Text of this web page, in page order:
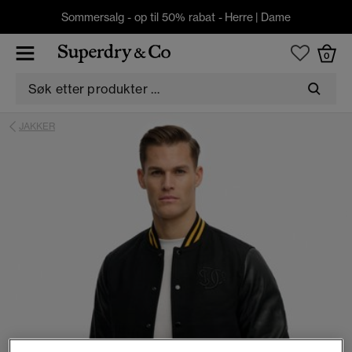
Sommersalg - op til 50% rabat - Herre | Dame
0
JAKKER